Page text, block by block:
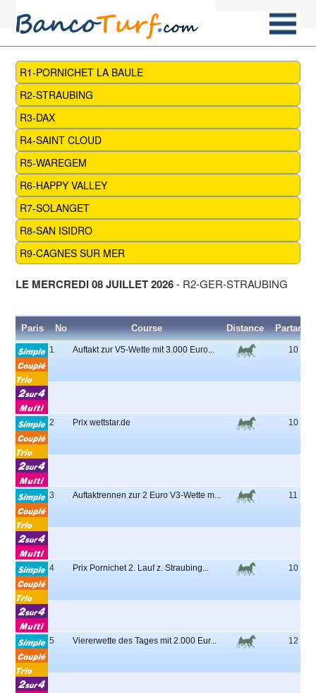
R1-PORNICHET LA BAULE
R2-STRAUBING
R3-DAX
R4-SAINT CLOUD
R5-WAREGEM
R6-HAPPY VALLEY
R7-SOLANGET
R8-SAN ISIDRO
R9-CAGNES SUR MER
LE MERCREDI 08 JUILLET 2026- R2-GER-STRAUBING
Paris No Course Distance Partants
1 Auftakt zur V5-Wette mit 3.000 Euro... 10
2 Prix wettstar.de 10
3 Auftaktrennen zur 2 Euro V3-Wette m... 11
4 Prix Pornichet 2. Lauf z. Straubing... 10
5 Viererwette des Tages mit 2.000 Eur... 12